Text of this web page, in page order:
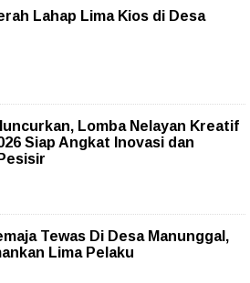
Lahap Lima Kios di Desa
Lomba Nelayan Kreatif
Siap Angkat Inovasi dan
Tewas Di Desa Manunggal,
Lima Pelaku